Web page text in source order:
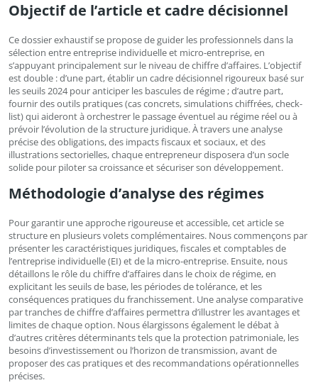
Objectif de l’article et cadre décisionnel
Ce dossier exhaustif se propose de guider les professionnels dans la
sélection entre entreprise individuelle et micro-entreprise, en
s’appuyant principalement sur le niveau de chiffre d’affaires. L’objectif
est double : d’une part, établir un cadre décisionnel rigoureux basé sur
les seuils 2024 pour anticiper les bascules de régime ; d’autre part,
fournir des outils pratiques (cas concrets, simulations chiffrées, check-
list) qui aideront à orchestrer le passage éventuel au régime réel ou à
prévoir l’évolution de la structure juridique. À travers une analyse
précise des obligations, des impacts fiscaux et sociaux, et des
illustrations sectorielles, chaque entrepreneur disposera d’un socle
solide pour piloter sa croissance et sécuriser son développement.
Méthodologie d’analyse des régimes
Pour garantir une approche rigoureuse et accessible, cet article se
structure en plusieurs volets complémentaires. Nous commençons par
présenter les caractéristiques juridiques, fiscales et comptables de
l’entreprise individuelle (EI) et de la micro-entreprise. Ensuite, nous
détaillons le rôle du chiffre d’affaires dans le choix de régime, en
explicitant les seuils de base, les périodes de tolérance, et les
conséquences pratiques du franchissement. Une analyse comparative
par tranches de chiffre d’affaires permettra d’illustrer les avantages et
limites de chaque option. Nous élargissons également le débat à
d’autres critères déterminants tels que la protection patrimoniale, les
besoins d’investissement ou l’horizon de transmission, avant de
proposer des cas pratiques et des recommandations opérationnelles
précises.